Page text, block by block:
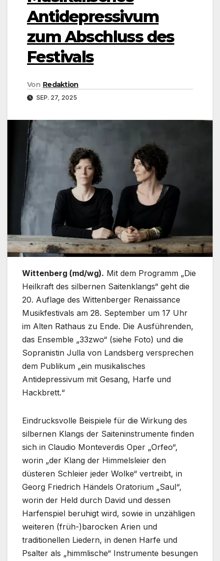
Antidepressivum
zum Abschluss des
Festivals
Von Redaktion
SEP. 27, 2025
Wittenberg (md/wg). Mit dem Programm „Die
Heilkraft des silbernen Saitenklangs“ geht die
20. Auflage des Wittenberger Renaissance
Musikfestivals am 28. September um 17 Uhr
im Alten Rathaus zu Ende. Die Ausführenden,
das Ensemble „33zwo“ (siehe Foto) und die
Sopranistin Julla von Landsberg versprechen
dem Publikum „ein musikalisches
Antidepressivum mit Gesang, Harfe und
Hackbrett.“
Eindrucksvolle Beispiele für die Wirkung des
silbernen Klangs der Saiteninstrumente finden
sich in Claudio Monteverdis Oper „Orfeo“,
worin „der Klang der Himmelsleier den
düsteren Schleier jeder Wolke“ vertreibt, in
Georg Friedrich Händels Oratorium „Saul“,
worin der Held durch David und dessen
Harfenspiel beruhigt wird, sowie in unzähligen
weiteren (früh-)barocken Arien und
traditionellen Liedern, in denen Harfe und
Psalter als „himmlische“ Instrumente besungen